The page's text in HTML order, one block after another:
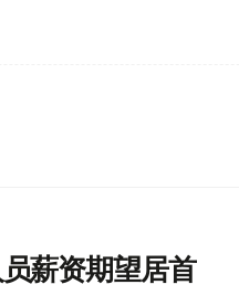
薪资期望居首